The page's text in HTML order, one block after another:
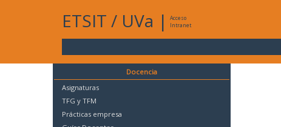
ETSIT / UVa |
Acceso
Intranet
Docencia
Asignaturas
TFG y TFM
Prácticas empresa